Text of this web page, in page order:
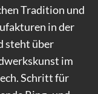
Tradition und
in der
steht über
im
Schritt für